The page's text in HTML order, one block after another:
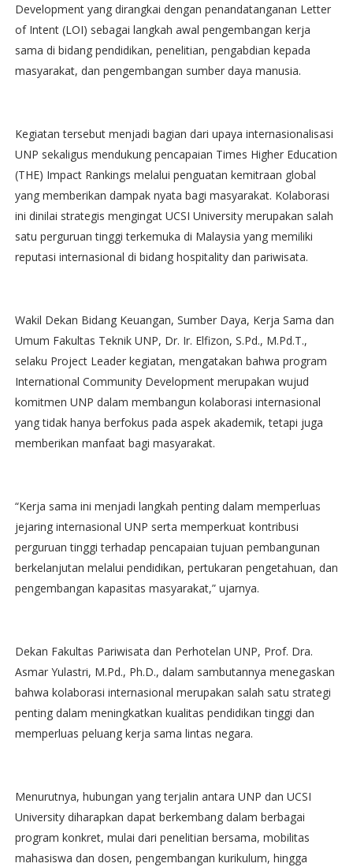
Development yang dirangkai dengan penandatanganan Letter
of Intent (LOI) sebagai langkah awal pengembangan kerja
sama di bidang pendidikan, penelitian, pengabdian kepada
masyarakat, dan pengembangan sumber daya manusia.
Kegiatan tersebut menjadi bagian dari upaya internasionalisasi
UNP sekaligus mendukung pencapaian Times Higher Education
(THE) Impact Rankings melalui penguatan kemitraan global
yang memberikan dampak nyata bagi masyarakat. Kolaborasi
ini dinilai strategis mengingat UCSI University merupakan salah
satu perguruan tinggi terkemuka di Malaysia yang memiliki
reputasi internasional di bidang hospitality dan pariwisata.
Wakil Dekan Bidang Keuangan, Sumber Daya, Kerja Sama dan
Umum Fakultas Teknik UNP, Dr. Ir. Elfizon, S.Pd., M.Pd.T.,
selaku Project Leader kegiatan, mengatakan bahwa program
International Community Development merupakan wujud
komitmen UNP dalam membangun kolaborasi internasional
yang tidak hanya berfokus pada aspek akademik, tetapi juga
memberikan manfaat bagi masyarakat.
“Kerja sama ini menjadi langkah penting dalam memperluas
jejaring internasional UNP serta memperkuat kontribusi
perguruan tinggi terhadap pencapaian tujuan pembangunan
berkelanjutan melalui pendidikan, pertukaran pengetahuan, dan
pengembangan kapasitas masyarakat,” ujarnya.
Dekan Fakultas Pariwisata dan Perhotelan UNP, Prof. Dra.
Asmar Yulastri, M.Pd., Ph.D., dalam sambutannya menegaskan
bahwa kolaborasi internasional merupakan salah satu strategi
penting dalam meningkatkan kualitas pendidikan tinggi dan
memperluas peluang kerja sama lintas negara.
Menurutnya, hubungan yang terjalin antara UNP dan UCSI
University diharapkan dapat berkembang dalam berbagai
program konkret, mulai dari penelitian bersama, mobilitas
mahasiswa dan dosen, pengembangan kurikulum, hingga